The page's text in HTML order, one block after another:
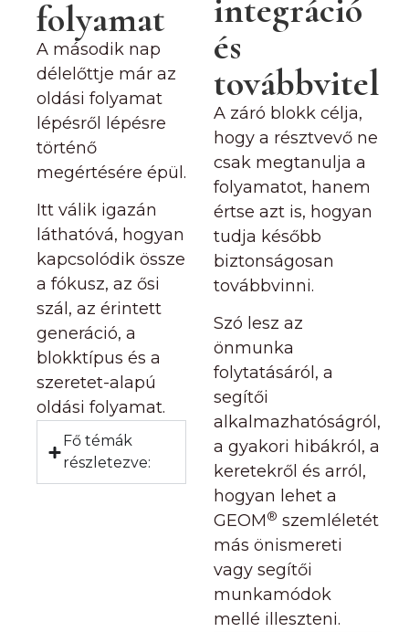
folyamat
A második nap
délelőttje már az
oldási folyamat
lépésről lépésre
történő
megértésére épül.
Itt válik igazán
láthatóvá, hogyan
kapcsolódik össze
a fókusz, az ősi
szál, az érintett
generáció, a
blokktípus és a
szeretet-alapú
oldási folyamat.
Fő témák
részletezve:
integráció
és
továbbvitel
A záró blokk célja,
hogy a résztvevő ne
csak megtanulja a
folyamatot, hanem
értse azt is, hogyan
tudja később
biztonságosan
továbbvinni.
Szó lesz az
önmunka
folytatásáról, a
segítői
alkalmazhatóságról,
a gyakori hibákról, a
keretekről és arról,
hogyan lehet a
GEOM® szemléletét
más önismereti
vagy segítői
munkamódok
mellé illeszteni.